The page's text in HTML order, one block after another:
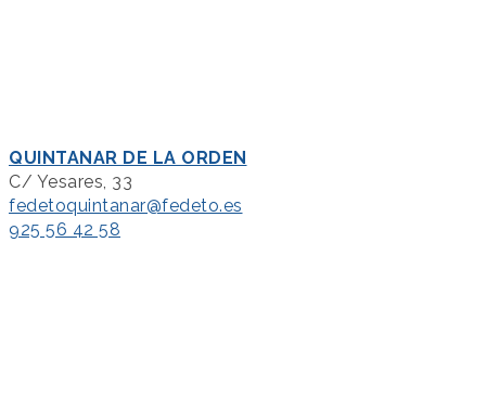
QUINTANAR DE LA ORDEN
C/ Yesares, 33
fedetoquintanar@fedeto.es
925 56 42 58